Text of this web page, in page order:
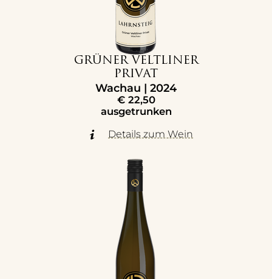
GRÜNER VELTLINER
PRIVAT
Wachau | 2024
€22,50
ausgetrunken
Details zum Wein